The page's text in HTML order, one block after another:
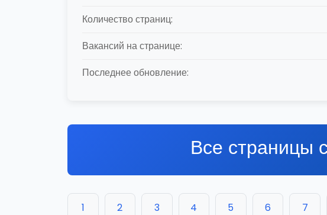
Количество страниц:
Вакансий на странице:
Последнее обновление:
Все страницы
1 2 3 4 5 6 7